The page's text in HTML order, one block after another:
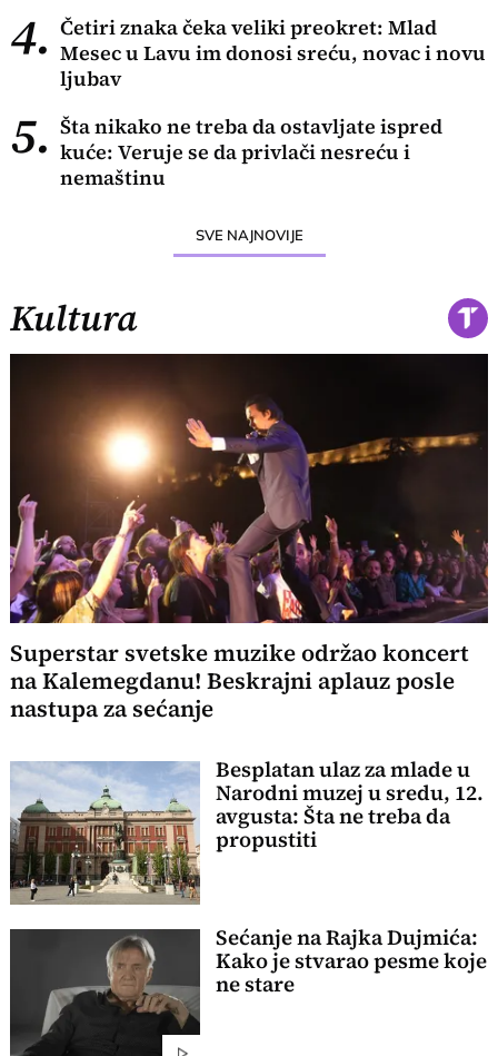
4. Četiri znaka čeka veliki preokret: Mlad
Mesec u Lavu im donosi sreću, novac i novu
ljubav
5. Šta nikako ne treba da ostavljate ispred
kuće: Veruje se da privlači nesreću i
nemaštinu
SVE NAJNOVIJE
Kultura
Superstar svetske muzike održao koncert
na Kalemegdanu! Beskrajni aplauz posle
nastupa za sećanje
Besplatan ulaz za mlade u
Narodni muzej u sredu, 12.
avgusta: Šta ne treba da
propustiti
Sećanje na Rajka Dujmića:
Kako je stvarao pesme koje
ne stare